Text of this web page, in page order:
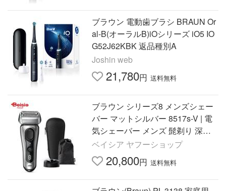
ブラウン 電動歯ブラシ BRAUN Or
al-B(オーラルB)iOシリーズ iO5 IO
G52J62KBK 返品種別A
Joshin web
21,780円 送料無料
ブラウン シリーズ8 メンズシェー
バー マットシルバー 8517s-V | 電
気シェーバー メンズ 髭剃り 深剃
り 充電式 8シリーズ ギフト プレゼ
ント 就職祝い 誕生日 9
ベイシア ヤフーショップ
20,800円 送料無料